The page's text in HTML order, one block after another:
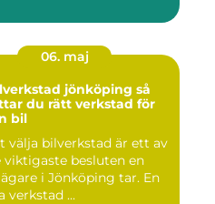
06. maj
jönköping så
du rätt verkstad för
bil
välja bilverkstad är ett av
viktigaste besluten en
i Jönköping tar. En
verkstad ...